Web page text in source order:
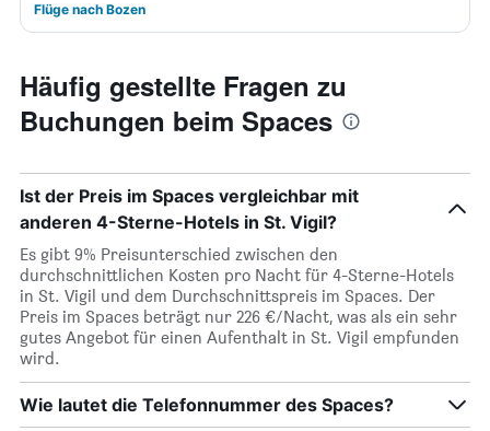
Flüge nach Bozen
Häufig gestellte Fragen zu
Buchungen beim Spaces
Ist der Preis im Spaces vergleichbar mit
anderen 4-Sterne-Hotels in St. Vigil?
Es gibt 9% Preisunterschied zwischen den
durchschnittlichen Kosten pro Nacht für 4-Sterne-Hotels
in St. Vigil und dem Durchschnittspreis im Spaces. Der
Preis im Spaces beträgt nur 226 €/Nacht, was als ein sehr
gutes Angebot für einen Aufenthalt in St. Vigil empfunden
wird.
Wie lautet die Telefonnummer des Spaces?